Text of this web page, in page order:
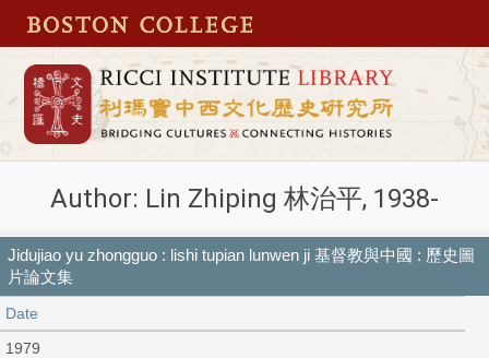
Author: Lin Zhiping 林治平, 1938-
Jidujiao yu zhongguo : lishi tupian lunwen ji 基督教與中國 : 歷史圖
片論文集
Date
1979